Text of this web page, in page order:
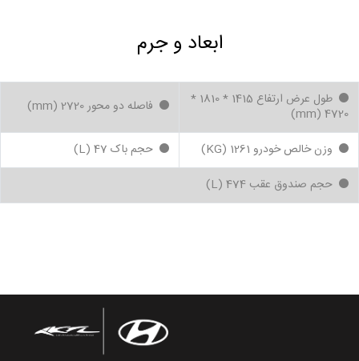
ابعاد و جرم
طول عرض ارتفاع 1415 * 1810 *
4720 (mm) فاصله دو محور 2720 (mm)
وزن خالص خودرو 1261 (KG)
حجم باک 47 (L)
حجم صندوق عقب 474 (L)